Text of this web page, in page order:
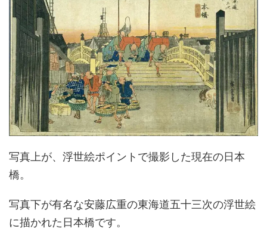
写真上が、浮世絵ポイントで撮影した現在の日本
橋。
写真下が有名な安藤広重の東海道五十三次の浮世絵
に描かれた日本橋です。